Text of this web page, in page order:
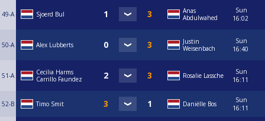
49-A Sjoerd Bul
Anas
Abdulwahed
Sun
16:02
50-A Alex Lubberts
Justin
Weisenbach
Sun
16:40
51-A
Cecilia Harms
Carrillo Faundez
Rosalie Lassche
Sun
16:11
52-B Timo Smit Daniëlle Bos
Sun
16:11